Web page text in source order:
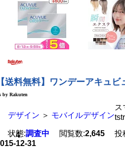
デザイン ＞ モバイルデザイン
状態:調査中 閲覧数:2,645 投
015-12-31
4